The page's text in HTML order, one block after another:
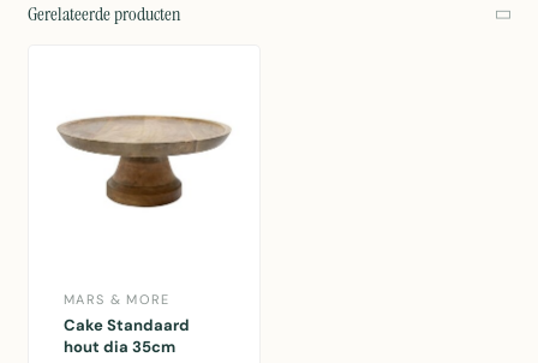
Gerelateerde producten
MARS & MORE
Cake Standaard
hout dia 35cm